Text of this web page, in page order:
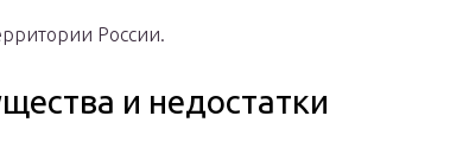
России.
и недостатки